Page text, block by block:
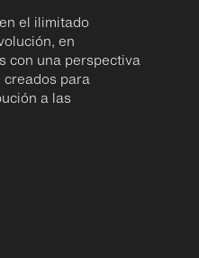
el ilimitado
en
con una perspectiva
para
a las